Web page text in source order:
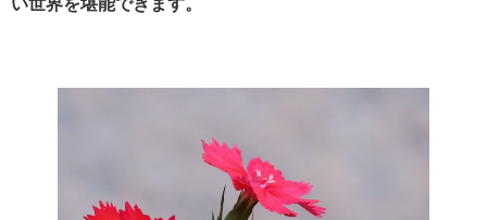
い世界を堪能できます。